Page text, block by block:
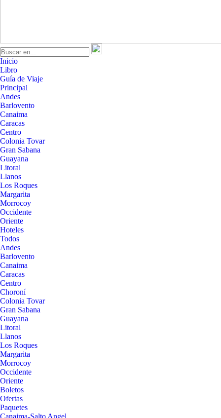
Inicio
Libro
Guía de Viaje
Principal
Andes
Barlovento
Canaima
Caracas
Centro
Colonia Tovar
Gran Sabana
Guayana
Litoral
Llanos
Los Roques
Margarita
Morrocoy
Occidente
Oriente
Hoteles
Todos
Andes
Barlovento
Canaima
Caracas
Centro
Choroní
Colonia Tovar
Gran Sabana
Guayana
Litoral
Llanos
Los Roques
Margarita
Morrocoy
Occidente
Oriente
Boletos
Ofertas
Paquetes
Canaima-Salto Angel